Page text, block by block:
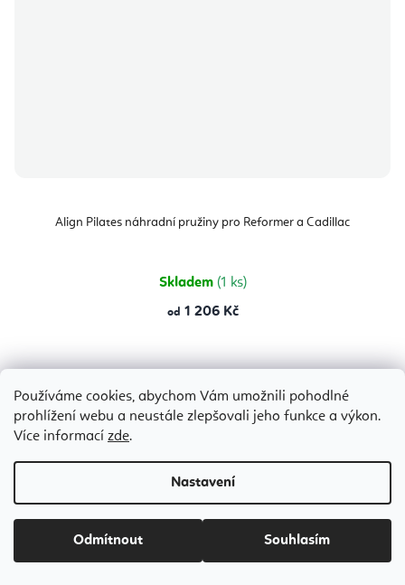
Používáme cookies, abychom Vám umožnili pohodlné
prohlížení webu a neustále zlepšovali jeho funkce a výkon.
Více informací zde.
Nastavení
Odmítnout Souhlasím
Align Pilates náhradní pružiny pro Reformer a Cadillac
Skladem (1 ks)
od 1 206 Kč